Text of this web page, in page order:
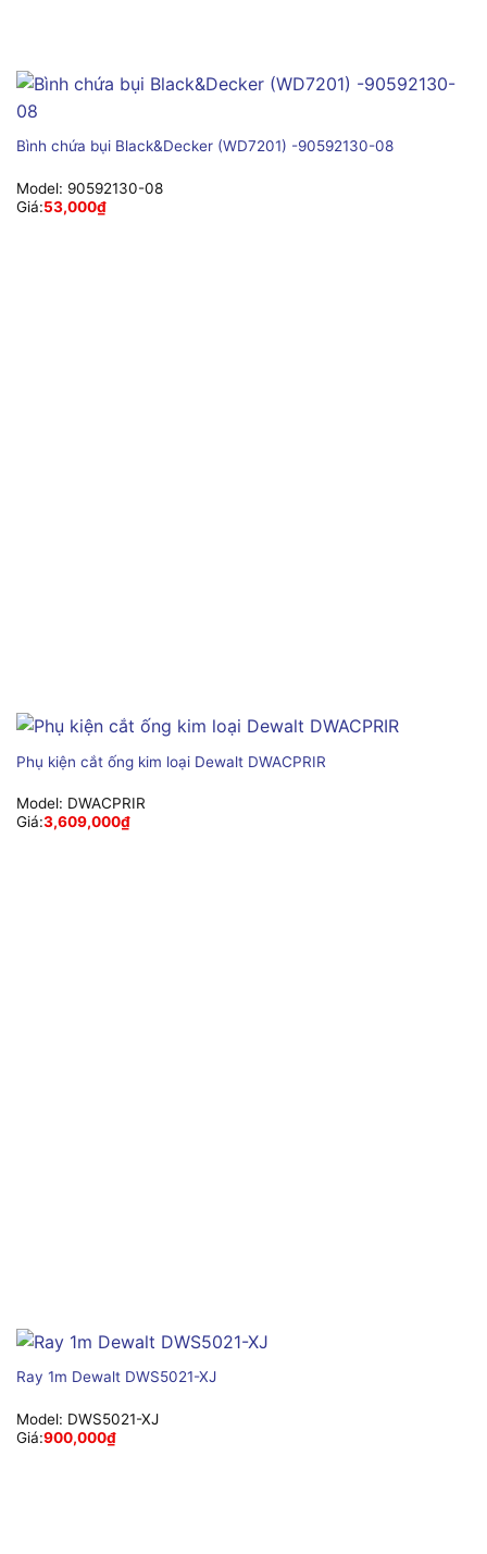
Bình chứa bụi Black&Decker (WD7201) -90592130-08
Model: 90592130-08
Giá:53,000₫
Phụ kiện cắt ống kim loại Dewalt DWACPRIR
Model: DWACPRIR
Giá:3,609,000₫
Ray 1m Dewalt DWS5021-XJ
Model: DWS5021-XJ
Giá:900,000₫